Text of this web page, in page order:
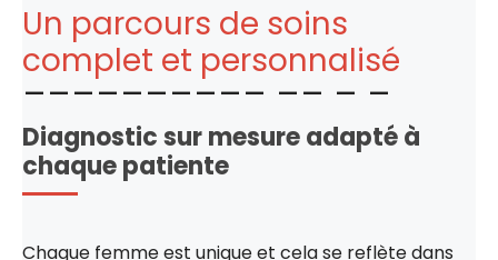
Un parcours de soins
complet et personnalisé
Diagnostic sur mesure adapté à
chaque patiente
Chaque femme est unique et cela se reflète dans